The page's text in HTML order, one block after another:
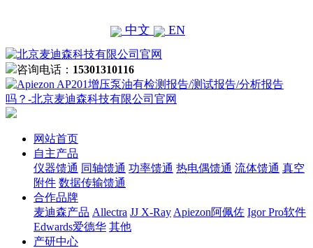
中文 EN
咨询电话： 15301310116
网站首页
自主产品
仪器馈通 同轴馈通 功率馈通 热电偶馈通 流体馈通 真空
附件 数据传输馈通
合作品牌
麦迪森产品 Allectra JJ X-Ray Apiezon阿佩佐 Igor Pro软件
Edwards爱德华 其他
产研中心